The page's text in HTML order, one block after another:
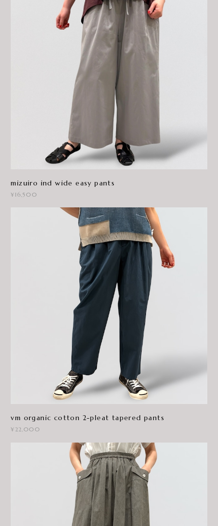
mizuiro ind wide easy pants
¥16,500
vm organic cotton 2-pleat tapered pants
¥22,000